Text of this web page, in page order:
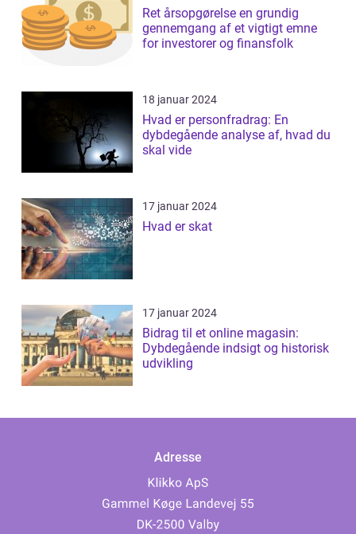
Ret årsopgørelse en grundig
gennemgang af et vigtigt emne
for investorer og finansfolk
18 januar 2024
Hvad er personfradrag: En
dybdegående analyse af, hvad du
skal vide
17 januar 2024
Hvad er skat
17 januar 2024
Bidrag til et online magasin:
Dybdegående indsigt og historisk
udvikling
Adresse